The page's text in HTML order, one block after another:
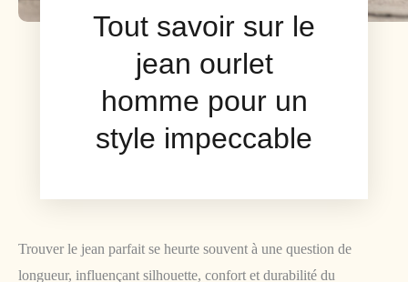
Tout savoir sur le
jean ourlet
homme pour un
style impeccable
Trouver le jean parfait se heurte souvent à une question de
longueur, influençant silhouette, confort et durabilité du